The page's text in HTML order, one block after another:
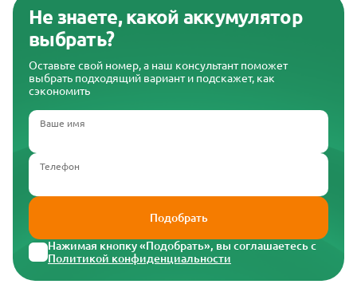
Не знаете, какой аккумулятор
выбрать?
Оставьте свой номер, а наш консультант поможет
выбрать подходящий вариант и подскажет, как
сэкономить
Ваше имя
Телефон
Подобрать
Нажимая кнопку «Подобрать», вы соглашаетесь с
Политикой конфиденциальности